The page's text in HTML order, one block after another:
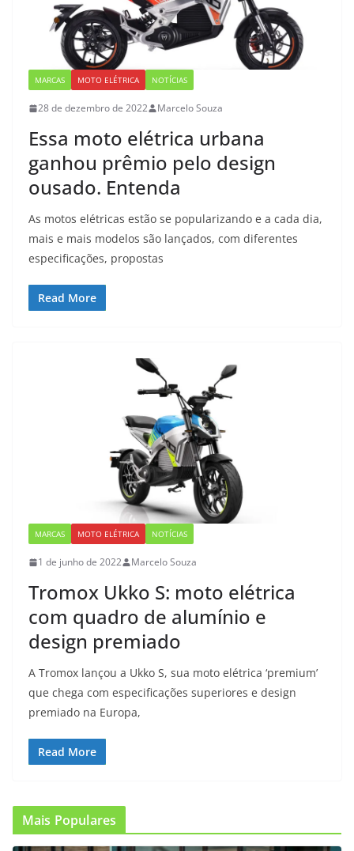
MARCAS MOTO ELÉTRICA NOTÍCIAS
28 de dezembro de 2022 Marcelo Souza
Essa moto elétrica urbana
ganhou prêmio pelo design
ousado. Entenda
As motos elétricas estão se popularizando e a cada dia,
mais e mais modelos são lançados, com diferentes
especificações, propostas
Read More
MARCAS MOTO ELÉTRICA NOTÍCIAS
1 de junho de 2022 Marcelo Souza
Tromox Ukko S: moto elétrica
com quadro de alumínio e
design premiado
A Tromox lançou a Ukko S, sua moto elétrica ‘premium’
que chega com especificações superiores e design
premiado na Europa,
Read More
Mais Populares